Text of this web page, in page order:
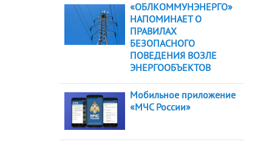
«ОБЛКОММУНЭНЕРГО»
НАПОМИНАЕТ О
ПРАВИЛАХ
БЕЗОПАСНОГО
ПОВЕДЕНИЯ ВОЗЛЕ
ЭНЕРГООБЪЕКТОВ
Мобильное приложение
«МЧС России»